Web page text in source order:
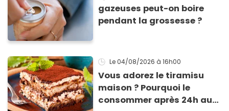
gazeuses peut-on boire
pendant la grossesse ?
Le 04/08/2026 à 16h00
Vous adorez le tiramisu
maison ? Pourquoi le
consommer après 24h au